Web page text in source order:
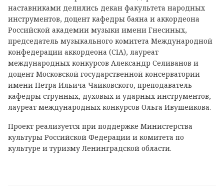
наставниками делились декан факультета народных
инструментов, доцент кафедры баяна и аккордеона
Российской академии музыки имени Гнесиных,
председатель музыкального комитета Международной
конфедерации аккордеона (CIA), лауреат
международных конкурсов Александр Селиванов и
доцент Московской государственной консерватории
имени Петра Ильича Чайковского, преподаватель
кафедры струнных, духовых и ударных инструментов,
лауреат международных конкурсов Ольга Ивушейкова.
Проект реализуется при поддержке Министерства
культуры Российской Федерации и комитета по
культуре и туризму Ленинградской области.